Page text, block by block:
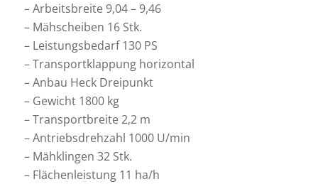
– Arbeitsbreite 9,04 – 9,46
– Mähscheiben 16 Stk.
– Leistungsbedarf 130 PS
– Transportklappung horizontal
– Anbau Heck Dreipunkt
– Gewicht 1800 kg
– Transportbreite 2,2 m
– Antriebsdrehzahl 1000 U/min
– Mähklingen 32 Stk.
– Flächenleistung 11 ha/h